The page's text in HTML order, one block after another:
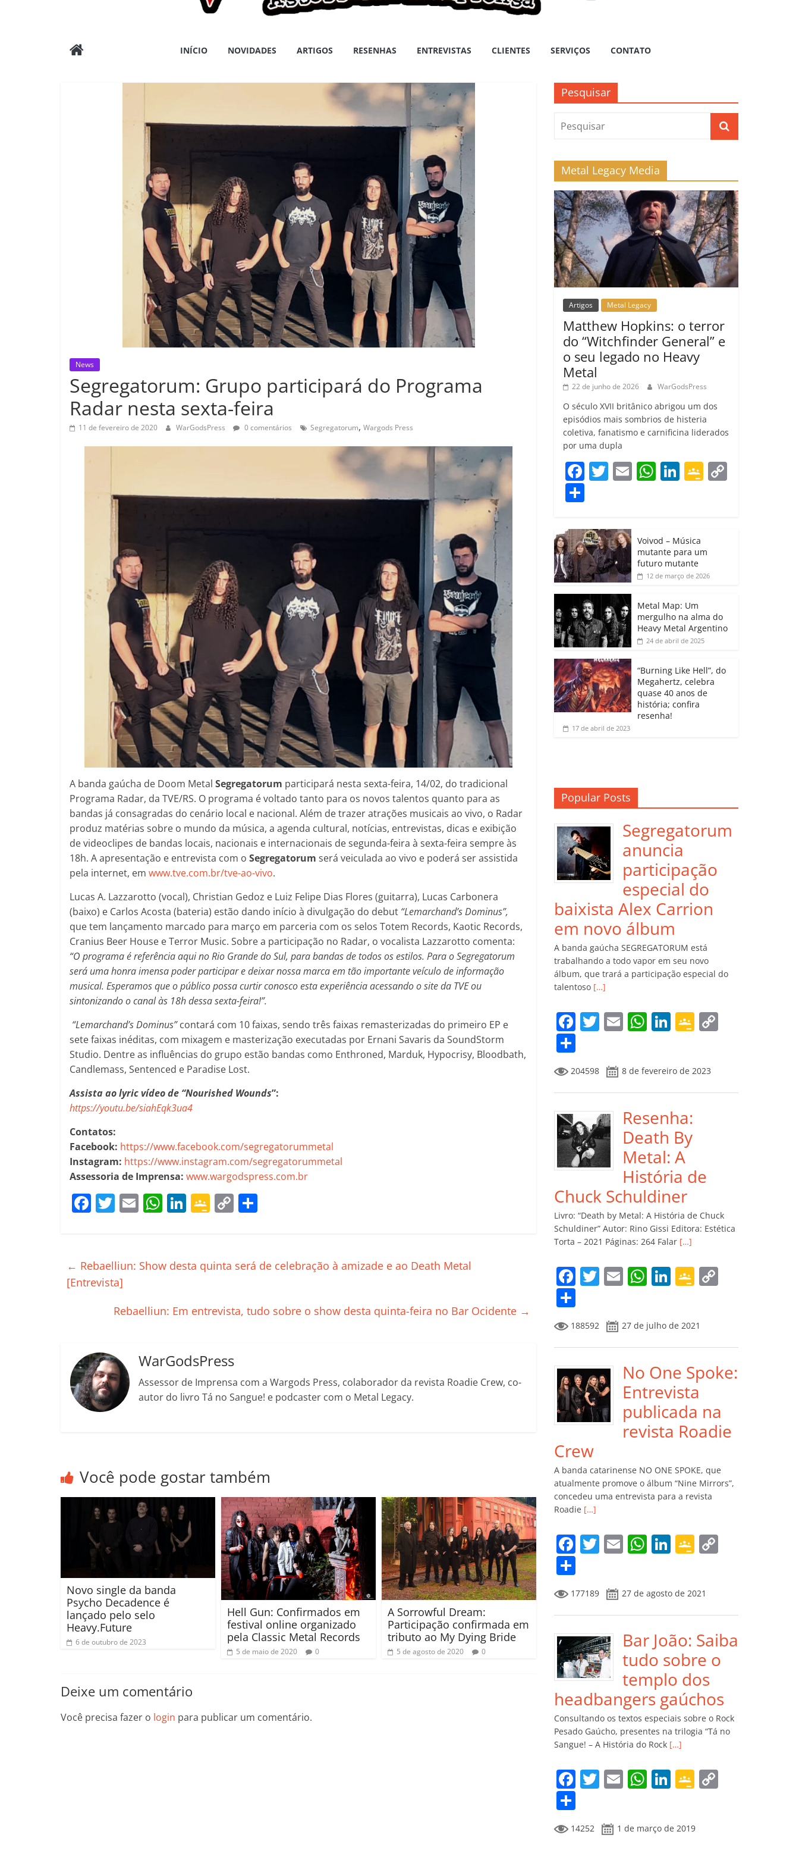
Wargods
Press
INÍCIO NOVIDADES ARTIGOS RESENHAS ENTREVISTAS CLIENTES SERVIÇOS CONTATO
News
Segregatorum: Grupo participará do Programa
Radar nesta sexta-feira
11 de fevereiro de 2020 WarGodsPress 0 comentários Segregatorum, Wargods Press
A banda gaúcha de Doom Metal Segregatorum participará nesta sexta-feira, 14/02, do tradicional
Programa Radar, da TVE/RS. O programa é voltado tanto para os novos talentos quanto para as
bandas já consagradas do cenário local e nacional. Além de trazer atrações musicais ao vivo, o Radar
produz matérias sobre o mundo da música, a agenda cultural, notícias, entrevistas, dicas e exibição
de videoclipes de bandas locais, nacionais e internacionais de segunda-feira à sexta-feira sempre às
18h. A apresentação e entrevista com o Segregatorum será veiculada ao vivo e poderá ser assistida
pela internet, em www.tve.com.br/tve-ao-vivo.
Lucas A. Lazzarotto (vocal), Christian Gedoz e Luiz Felipe Dias Flores (guitarra), Lucas Carbonera
(baixo) e Carlos Acosta (bateria) estão dando início à divulgação do debut “Lemarchand’s Dominus”,
que tem lançamento marcado para março em parceria com os selos Totem Records, Kaotic Records,
Cranius Beer House e Terror Music. Sobre a participação no Radar, o vocalista Lazzarotto comenta:
“O programa é referência aqui no Rio Grande do Sul, para bandas de todos os estilos. Para o Segregatorum
será uma honra imensa poder participar e deixar nossa marca em tão importante veículo de informação
musical. Esperamos que o público possa curtir conosco esta experiência acessando o site da TVE ou
sintonizando o canal às 18h dessa sexta-feira!”.
“Lemarchand’s Dominus”contará com 10 faixas, sendo três faixas remasterizadas do primeiro EP e
sete faixas inéditas, com mixagem e masterização executadas por Ernani Savaris da SoundStorm
Studio. Dentre as influências do grupo estão bandas como Enthroned, Marduk, Hypocrisy, Bloodbath,
Candlemass, Sentenced e Paradise Lost.
Assista ao lyric vídeo de “Nourished Wounds”:
https://youtu.be/siahEqk3ua4
Contatos:
Facebook: https://www.facebook.com/segregatorummetal
Instagram: https://www.instagram.com/segregatorummetal
Assessoria de Imprensa: www.wargodspress.com.br
F
a
e
b
T
w
er
E
m
l
W
h
s
A
p
Li
n
e
dI
G
o
gl
e
a
ro
o
m
C
o
y
Li
k
p
ar
h
← Rebaelliun: Show desta quinta será de celebração à amizade e ao Death Metal
[Entrevista]
Rebaelliun: Em entrevista, tudo sobre o show desta quinta-feira no Bar Ocidente →
WarGodsPress
Assessor de Imprensa com a Wargods Press, colaborador da revista Roadie Crew, co-
autor do livro Tá no Sangue! e podcaster com o Metal Legacy.
Você pode gostar também
Novo single da banda
Psycho Decadence é
lançado pelo selo
Heavy.Future
6 de outubro de 2023
Hell Gun: Confirmados em
festival online organizado
pela Classic Metal Records
5 de maio de 2020 0
A Sorrowful Dream:
Participação confirmada em
tributo ao My Dying Bride
5 de agosto de 2020 0
Deixe um comentário
Você precisa fazer o login para publicar um comentário.
Pesquisar
Metal Legacy Media
Artigos Metal Legacy
Matthew Hopkins: o terror
do “Witchfinder General” e
o seu legado no Heavy
Metal
22 de junho de 2026 WarGodsPress
O século XVII britânico abrigou um dos
episódios mais sombrios de histeria
coletiva, fanatismo e carnificina liderados
por uma dupla
F
e
b
o
o
k
T
er
E W
A
p
p
Li
dI
n
G
e
a
ro
o
m
m
p
ar
til
h
ar
Voivod – Música
mutante para um
futuro mutante
12 de março de 2026
Metal Map: Um
mergulho na alma do
Heavy Metal Argentino
24 de abril de 2025
“Burning Like Hell”, do
Megahertz, celebra
quase 40 anos de
história; confira
resenha!
17 de abril de 2023
Popular Posts
Segregatorum
anuncia
participação
especial do
baixista Alex Carrion
em novo álbum
A banda gaúcha SEGREGATORUM está
trabalhando a todo vapor em seu novo
álbum, que trará a participação especial do
talentoso […]
F
e
b
o
o
k
T
itt
er
E
l
W
s
A
p
p
Li
e
dI
n
G
gl
e
ro
m
Li
o
m
p
ar
til
h
ar
204598 8 de fevereiro de 2023
Resenha:
Death By
Metal: A
História de
Chuck Schuldiner
Livro: “Death by Metal: A História de Chuck
Schuldiner” Autor: Rino Gissi Editora: Estética
Torta – 2021 Páginas: 264 Falar […]
F
e
b
o
o
k
T
itt
er
E
l
W
s
A
p
p
Li
e
dI
n
G
gl
e
Cl
a
ss
ro
m
Li
n
o
m
p
ar
til
h
ar
188592 27 de julho de 2021
No One Spoke:
Entrevista
publicada na
revista Roadie
Crew
A banda catarinense NO ONE SPOKE, que
atualmente promove o álbum “Nine Mirrors”,
concedeu uma entrevista para a revista
Roadie […]
F
e
b
o
o
k
T
itt
er
E
l
W
s
A
p
p
Li
e
dI
n
G
gl
e
Cl
a
ss
ro
o
m
Li
n
k
o
m
p
ar
til
h
ar
177189 27 de agosto de 2021
Bar João: Saiba
tudo sobre o
templo dos
headbangers gaúchos
Consultando os textos especiais sobre o Rock
Pesado Gaúcho, presentes na trilogia “Tá no
Sangue! – A História do Rock […]
F
e
T
itt
er
E
l
W
s
Li
e
G
gl
o
m
14252 1 de março de 2019